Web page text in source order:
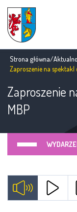
Strona główna/
Zaproszenie na spektakl
Zaproszenie
MBP